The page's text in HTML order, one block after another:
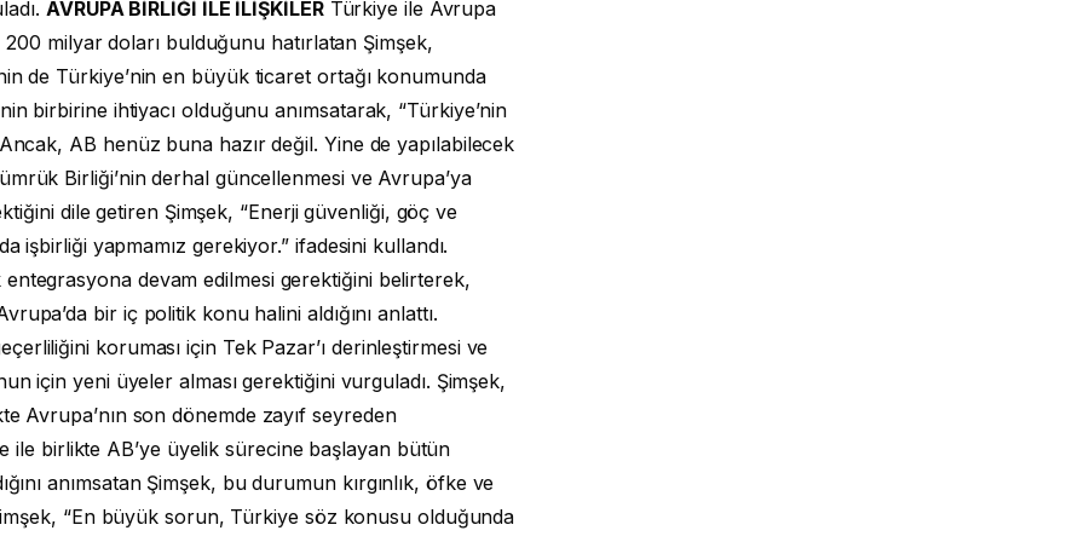
AVRUPA BİRLİĞİ İLE İLİŞKİLERTürkiye ile Avrupa
milyar doları bulduğunu hatırlatan Şimşek,
de Türkiye’nin en büyük ticaret ortağı konumunda
birbirine ihtiyacı olduğunu anımsatarak, “Türkiye’nin
AB henüz buna hazır değil. Yine de yapılabilecek
Birliği’nin derhal güncellenmesi ve Avrupa’ya
dile getiren Şimşek, “Enerji güvenliği, göç ve
işbirliği yapmamız gerekiyor.” ifadesini kullandı.
devam edilmesi gerektiğini belirterek,
bir iç politik konu halini aldığını anlattı.
koruması için Tek Pazar’ı derinleştirmesi ve
için yeni üyeler alması gerektiğini vurguladı. Şimşek,
Avrupa’nın son dönemde zayıf seyreden
ile birlikte AB’ye üyelik sürecine başlayan bütün
anımsatan Şimşek, bu durumun kırgınlık, öfke ve
Şimşek, “En büyük sorun, Türkiye söz konusu olduğunda